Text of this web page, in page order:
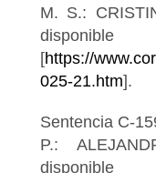
M. S.:
[https://
025-21.htm].
Sentencia C-
P.: